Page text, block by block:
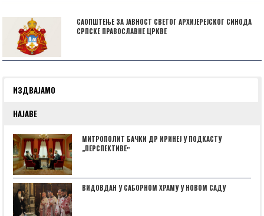
САОПШТЕЊЕ ЗА ЈАВНОСТ СВЕТОГ АРХИЈЕРЕЈСКОГ СИНОДА
СРПСКЕ ПРАВОСЛАВНЕ ЦРКВЕ
ИЗДВАЈАМО
НАЈАВЕ
МИТРОПОЛИТ БАЧКИ ДР ИРИНЕЈ У ПОДКАСТУ
„ПЕРСПЕКТИВЕˮ
ВИДОВДАН У САБОРНОМ ХРАМУ У НОВОМ САДУ